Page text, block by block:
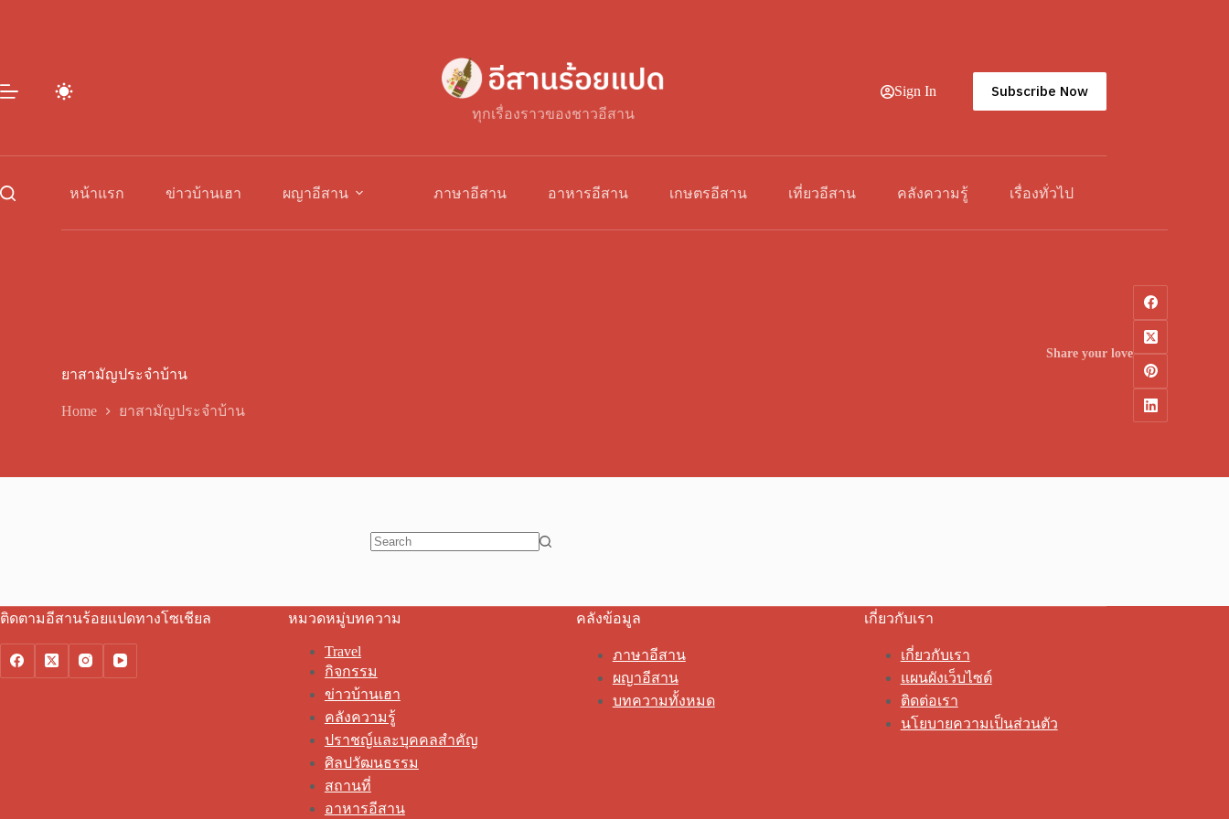
ทุกเรื่องราวของชาวอีสาน
Sign In Subscribe Now
หน้าแรก ข่าวบ้านเฮา ผญาอีสาน ภาษาอีสาน อาหารอีสาน เกษตรอีสาน เที่ยวอีสาน คลังความรู้ เรื่องทั่วไป
ยาสามัญประจำบ้าน
Home ยาสามัญประจำบ้าน
Share your love
ติดตามอีสานร้อยแปดทางโซเชียล หมวดหมู่บทความ
Travel
กิจกรรม
ข่าวบ้านเฮา
คลังความรู้
ปราชญ์และบุคคลสำคัญ
ศิลปวัฒนธรรม
สถานที่
อาหารอีสาน
คลังข้อมูล
ภาษาอีสาน
ผญาอีสาน
บทความทั้งหมด
เกี่ยวกับเรา
เกี่ยวกับเรา
แผนผังเว็บไซต์
ติดต่อเรา
นโยบายความเป็นส่วนตัว